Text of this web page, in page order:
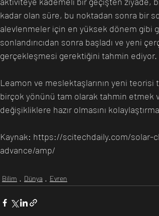
kadar olan süre, bu noktadan sonra bir
alevlenmeler için en yüksek dönem gibi
sonlandırıcıdan sonra başladı ve yeni
gerçekleşmesi gerektiğini tahmin ediyor.
Leamon ve meslektaşlarının yeni
birçok yönünü tam olarak tahmin etmek
değişikliklere hazır olmasını
Kaynak: https://scitechdaily.com/
advance/amp/
Bilim Dünya Evren